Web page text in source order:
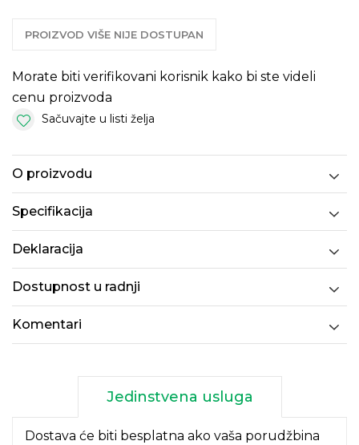
PROIZVOD VIŠE NIJE DOSTUPAN
Morate biti verifikovani korisnik kako bi ste videli
cenu proizvoda
Sačuvajte u listi želja
O proizvodu
Specifikacija
Deklaracija
Dostupnost u radnji
Komentari
Jedinstvena usluga
Dostava će biti besplatna ako vaša porudžbina